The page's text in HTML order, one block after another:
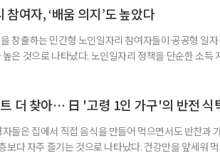
결과가 나왔다. 일본 헬스케어 기업 인터넷인피니티
참여자, ‘배움 의지’도 높았다
창출하는 민간형 노인일자리 참여자들이 공공형 일
은 것으로 나타났다. 노인일자리 정책을 단순한 소득
자리 참여자들의 교육학습동기를 성별과 연령, 거주
더 찾아… 日 '고령 1인 가구'의 반전 식
들은 집에서 직접 음식을 만들어 먹으면서도 반찬과
보다 자주 즐기는 것으로 나타났다. 건강만을 앞세워 먹